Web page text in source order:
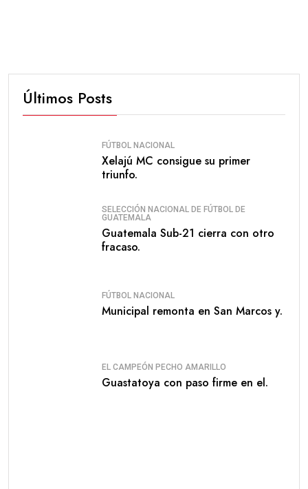
Últimos Posts
FÚTBOL NACIONAL
Xelajú MC consigue su primer
triunfo.
SELECCIÓN NACIONAL DE FÚTBOL DE
GUATEMALA
Guatemala Sub-21 cierra con otro
fracaso.
FÚTBOL NACIONAL
Municipal remonta en San Marcos y.
EL CAMPEÓN PECHO AMARILLO
Guastatoya con paso firme en el.